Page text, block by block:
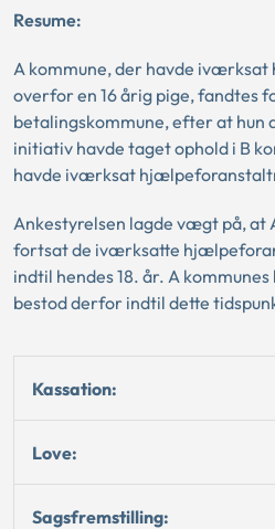
Resume:
A kommune, der havde
overfor en 16 årig pige, fandtes
betalingskommune, efter at hun
initiativ havde taget ophold i B
havde iværksat
Ankestyrelsen lagde vægt på, at
fortsat de iværksatte
indtil hendes 18. år. A
bestod derfor indtil dette
Kassation:
Love:
Sagsfremstilling: